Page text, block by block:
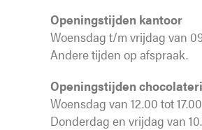
Openingstijden kantoor
Woensdag t/m vrijdag van
Andere tijden op afspraak.
Openingstijden
Woensdag van 12.00 tot
Donderdag en vrijdag van